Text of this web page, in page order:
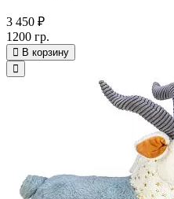
3 450 ₽
1200 гр.
В корзину